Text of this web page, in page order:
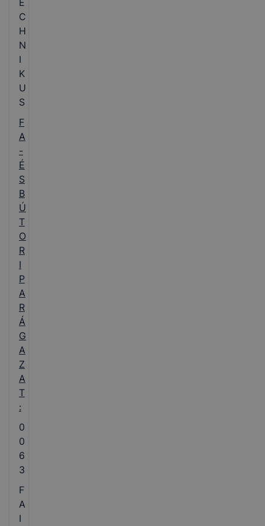
E
C
H
N
I
K
U
S
F
A
-
É
S
B
Ú
T
O
R
I
P
A
R
Á
G
A
Z
A
T
:
0
0
6
3
F
A
I